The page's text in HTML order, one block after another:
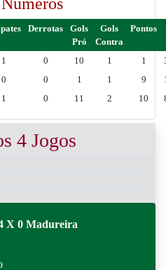
Derrotas
Gols
Pró
Gols
Contra
Pontos
1 0 10 1 1
0 0 1 1 9
1 0 11 2 10
4 Jogos
X 0 Madureira